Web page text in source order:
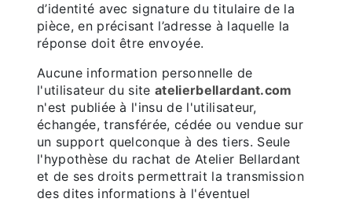
d’identité avec signature du titulaire de la
pièce, en précisant l’adresse à laquelle la
réponse doit être envoyée.
Aucune information personnelle de
l'utilisateur du siteatelierbellardant.com
n'est publiée à l'insu de l'utilisateur,
échangée, transférée, cédée ou vendue sur
un support quelconque à des tiers. Seule
l'hypothèse du rachat de Atelier Bellardant
et de ses droits permettrait la transmission
des dites informations à l'éventuel